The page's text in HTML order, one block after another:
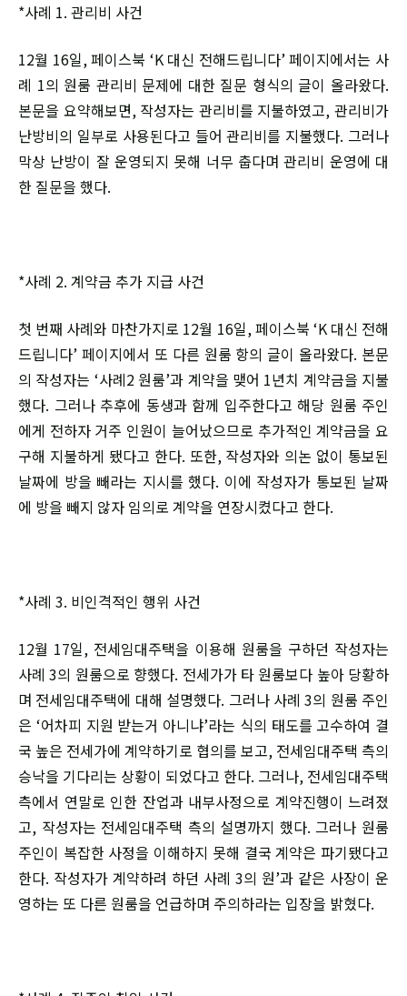
*사례 1. 관리비 사건
12월 16일, 페이스북 ‘K 대신 전해드립니다’ 페이지에서는 사
례 1의 원룸 관리비 문제에 대한 질문 형식의 글이 올라왔다.
본문을 요약해보면, 작성자는 관리비를 지불하였고, 관리비가
난방비의 일부로 사용된다고 들어 관리비를 지불했다. 그러나
막상 난방이 잘 운영되지 못해 너무 춥다며 관리비 운영에 대
한 질문을 했다.
*사례 2. 계약금 추가 지급 사건
첫 번째 사례와 마찬가지로 12월 16일, 페이스북 ‘K 대신 전해
드립니다’ 페이지에서 또 다른 원룸 항의 글이 올라왔다. 본문
의 작성자는 ‘사례2 원룸’과 계약을 맺어 1년치 계약금을 지불
했다. 그러나 추후에 동생과 함께 입주한다고 해당 원룸 주인
에게 전하자 거주 인원이 늘어났으므로 추가적인 계약금을 요
구해 지불하게 됐다고 한다. 또한, 작성자와 의논 없이 통보된
날짜에 방을 빼라는 지시를 했다. 이에 작성자가 통보된 날짜
에 방을 빼지 않자 임의로 계약을 연장시켰다고 한다.
*사례 3. 비인격적인 행위 사건
12월 17일, 전세임대주택을 이용해 원룸을 구하던 작성자는
사례 3의 원룸으로 향했다. 전세가가 타 원룸보다 높아 당황하
며 전세임대주택에 대해 설명했다. 그러나 사례 3의 원룸 주인
은 ‘어차피 지원 받는거 아니냐’라는 식의 태도를 고수하여 결
국 높은 전세가에 계약하기로 협의를 보고, 전세임대주택 측의
승낙을 기다리는 상황이 되었다고 한다. 그러나, 전세임대주택
측에서 연말로 인한 잔업과 내부사정으로 계약진행이 느려졌
고, 작성자는 전세임대주택 측의 설명까지 했다. 그러나 원룸
주인이 복잡한 사정을 이해하지 못해 결국 계약은 파기됐다고
한다. 작성자가 계약하려 하던 사례 3의 원’과 같은 사장이 운
영하는 또 다른 원룸을 언급하며 주의하라는 입장을 밝혔다.